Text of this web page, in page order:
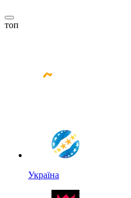
топ
Україна